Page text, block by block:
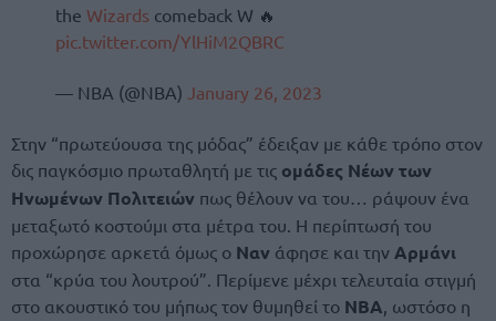
the Wizards comeback W 🔥
pic.twitter.com/YlHiM2QBRC
— NBA (@NBA) January 26, 2023
Στην “πρωτεύουσα της μόδας” έδειξαν με κάθε τρόπο στον
δις παγκόσμιο πρωταθλητή με τις ομάδες Νέων των
Ηνωμένων Πολιτειών πως θέλουν να του… ράψουν ένα
μεταξωτό κοστούμι στα μέτρα του. Η περίπτωσή του
προχώρησε αρκετά όμως ο Ναν άφησε και την Αρμάνι
στα “κρύα του λουτρού”. Περίμενε μέχρι τελευταία στιγμή
στο ακουστικό του μήπως τον θυμηθεί το NBA, ωστόσο η